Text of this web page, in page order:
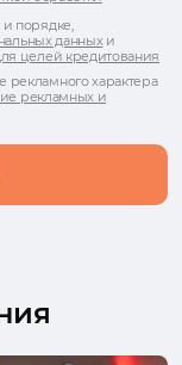
порядке,
данныхи
целей кредитования
характера
рекламных и